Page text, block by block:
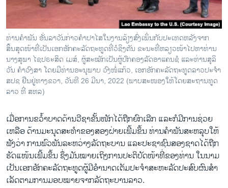
ທ່ານຄໍາພັນ ອັ່ນລາວັນກ່າວຄໍາປາໄສໃນງານລ້ຽງສົ່ງເພິ່ນກັບປະເທດຫລັງຈາກ
ສິ້ນສຸດໜ້າທີ່ເປັນເອກອັກຄະລັດຖະທູດທີ່ວໍຊິງຕັນ ຂະ​ນະ​ທີ່​ຫລຽວ​ໜ້າ​ໄປ​ຫາ​ທ່ານ​
ນາງ​ສຸ​ພາ ໄຊ​ປ​ຣະ​ສິດ ເມ​ສ໌, ຜູ້​ສະ​ໝັກ​ເປັນ​ຜູ້​ປົກ​ຄອງ​ລັດ​ອາ​ແຄ​ນ​ຊໍ ແລະ​ທ່ານ​ສຸ​ລິ​
ວັນ ຄຳ​ວົງ​ສາ ໂດຍມີທ່ານອ​ະ​ນຸ​ພາບ ວົງ​ໜໍ່​ແກ້​ວ, ເອກອັກຄະ​ລັດ​ຖະ​ທູດ​ລາວ​ປະ​ຈຳ
ສ​ປ​ຊ ຢືນ​ຢູ່​ທາງ​ຂວາ, ວັນທີ 26 ມີນາ, 2022 (ພາບ​ສະ​ໜອງ​ໃຫ້​ໂດຍ​ສະ​ຖານ​ທູດ​
ລາວ ​ທີ່ ສ​ຫລ)
ເມື່ອການ​ຂວ້ຳ​ບ​າດ​ດ້ານ​ວີ​ຊາຂັ້ນ​ໜັກໄດ້​ຖືກ​ຍົກ​ເລີກ ແລະ​ກໍ​ມີ​ການ​ຊ່ວຍ​
ເຫລືອ ດ້ານ​ມະ​ນຸດ​ສະ​ທຳ​ຂອງ​ສອງ​ຝ່າຍ​ເພີ້ມ​ຂຶ້ນ ​ທ່ານ​ຄຳພັນ​ສະ​ຫລຸບໃຫ້​
ຟັງ​ວ່າ ​ການ​ພົວ​ພັນລ​ະ​ຫວ່າງ​ລັດ​ຖະ​ບານ​ ແລະ​ປະ​ຊາ​ຊົນສອງ​ຊາດໄດ້​ຖືກ
ຮັດ​ແໜ້ນເພີ້ມ​ຂຶ້ນ ຊຶ່ງ​ມັນ​ໝາຍ​ເຖິງ​ການ​ປະ​ຕິ​ບັດ​ໜ້າ​ທີ່​ຂອງ​ທ່ານ ໃນ​ນາມ​
ເປັນເອກ​ອັກ​ຄະ​ລັດ​ຖະ​ທູດຜູ້​ມີ​ອຳ​ນາດ​ເຕັມ​ປະ​ຈຳ​ສະ​ຫະ​ລັດປະ​ສົບ​ຜົນ​ສຳ​
ເລັດ​ຕາມ​ການມອບ​ໝາຍ​ຈາກ​ລັດຖະ​ບານ​ລາວ.